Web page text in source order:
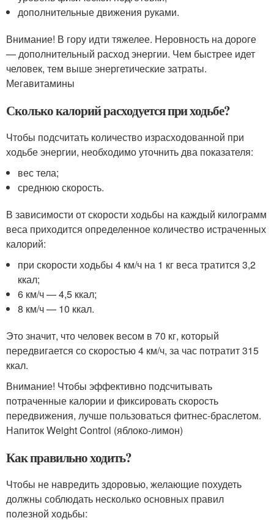
дополнительные движения руками.
Внимание! В гору идти тяжелее. Неровность на дороге
— дополнительный расход энергии. Чем быстрее идет
человек, тем выше энергетические затраты.
Мегавитамины
Сколько калорий расходуется при ходьбе?
Чтобы подсчитать количество израсходованной при
ходьбе энергии, необходимо уточнить два показателя:
вес тела;
среднюю скорость.
В зависимости от скорости ходьбы на каждый килограмм
веса приходится определенное количество истраченных
калорий:
при скорости ходьбы 4 км/ч на 1 кг веса тратится 3,2
ккал;
6 км/ч — 4,5 ккал;
8 км/ч — 10 ккал.
Это значит, что человек весом в 70 кг, который
передвигается со скоростью 4 км/ч, за час потратит 315
ккал.
Внимание! Чтобы эффективно подсчитывать
потраченные калории и фиксировать скорость
передвижения, лучше пользоваться фитнес-браслетом.
Напиток Weight Control (яблоко-лимон)
Как правильно ходить?
Чтобы не навредить здоровью, желающие похудеть
должны соблюдать несколько основных правил
полезной ходьбы: